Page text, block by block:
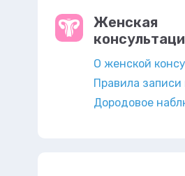
Женская
О женской
Правила записи
Дородовое